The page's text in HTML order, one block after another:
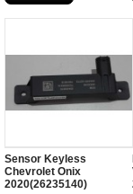
Sensor Keyless
Chevrolet Onix
2020(26235140)